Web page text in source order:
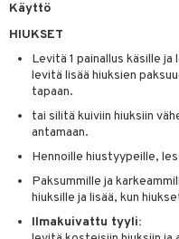
Käyttö
HIUKSET
Levitä 1 painallus käsille
levitä lisää hiuksien
tapaan.
tai silitä kuiviin hiuksiin
antamaan.
Hennoille hiustyypeille,
Paksummille ja
hiuksille ja lisää, kun
Ilmakuivattu tyyli:
iho
iho
iho
iho
Päivävoide
hoito
tarvikkeet
/ Kajaali
&
tuotteet
hoito
poisto
hoito
tuotteet
shave balm
shave lotion
de cologne
de toilette
tuotteet